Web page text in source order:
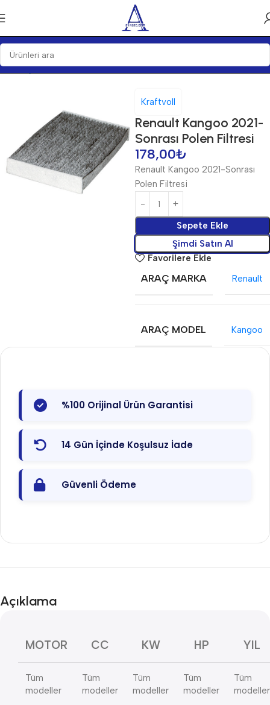
Ana Sayfa Bakım Ürünleri Filtre Polen Filtreleri
Kraftvoll
Renault Kangoo 2021-
Sonrası Polen Filtresi
178,00₺
Renault Kangoo 2021-Sonrası
Polen Filtresi
Sepete Ekle
Şimdi Satın Al
Favorilere Ekle
ARAÇ MARKA Renault
ARAÇ MODEL Kangoo
%100 Orijinal Ürün Garantisi
14 Gün İçinde Koşulsuz İade
Güvenli Ödeme
Açıklama
MOTOR CC KW HP YIL
Tüm
modeller
Tüm
modeller
Tüm
modeller
Tüm
modeller
Tüm
modeller